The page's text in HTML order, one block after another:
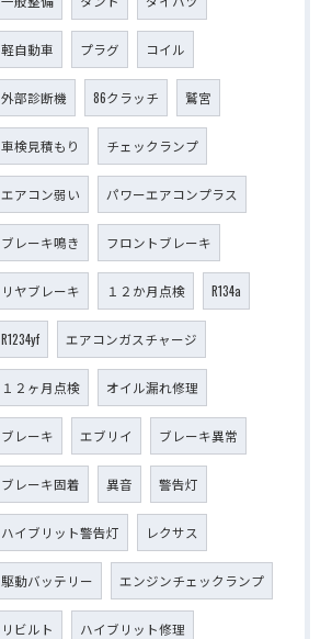
軽自動車 プラグ コイル
外部診断機 86クラッチ 鷲宮
車検見積もり チェックランプ
エアコン弱い パワーエアコンプラス
ブレーキ鳴き フロントブレーキ
リヤブレーキ １２か月点検 R134a
R1234yf エアコンガスチャージ
１２ヶ月点検 オイル漏れ修理
ブレーキ エブリイ ブレーキ異常
ブレーキ固着 異音 警告灯
ハイブリット警告灯 レクサス
駆動バッテリー エンジンチェックランプ
リビルト ハイブリット修理